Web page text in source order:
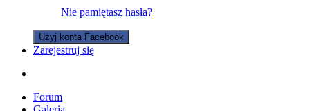
Nie pamiętasz hasła?
Użyj konta Facebook
Zarejestruj się
Forum